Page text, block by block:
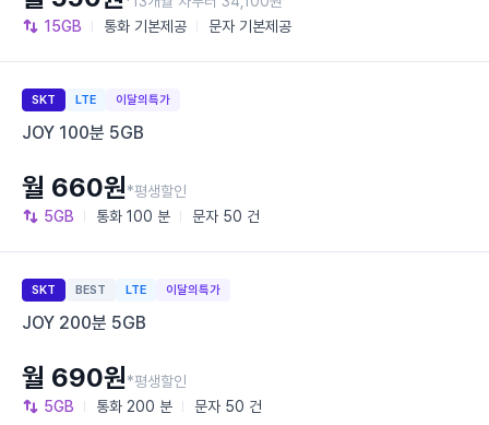
15GB 통화 기본제공 문자 기본제공
SKT LTE 이달의특가
JOY 100분 5GB
5GB 통화 100 분 문자 50 건
월 660원*평생할인
SKT BEST LTE 이달의특가
JOY 200분 5GB
5GB 통화 200 분 문자 50 건
월 690원*평생할인